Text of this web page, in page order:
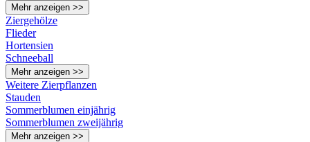
Mehr anzeigen >>
Ziergehölze
Flieder
Hortensien
Schneeball
Mehr anzeigen >>
Weitere Zierpflanzen
Stauden
Sommerblumen einjährig
Sommerblumen zweijährig
Mehr anzeigen >>